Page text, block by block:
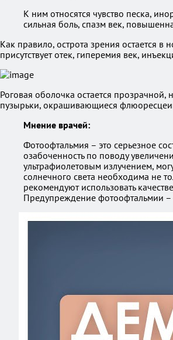
К ним относятся чувство песка,
сильная боль, спазм век,
Как правило, острота зрения остается в
присутствует отек, гиперемия век,
Роговая оболочка остается
пузырьки, окрашивающиеся
Мнение врачей:
Фотоофтальмия – это серьезное
озабоченность по поводу
ультрафиолетовым излучением,
солнечного света необходима не
рекомендуют использовать
Предупреждение фотоофтальмии –